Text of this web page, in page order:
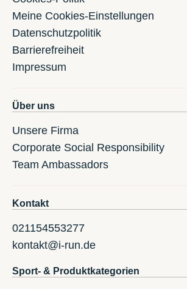
Meine Cookies-Einstellungen
Datenschutzpolitik
Barrierefreiheit
Impressum
Über uns
Unsere Firma
Corporate Social Responsibility
Team Ambassadors
Kontakt
021154553277
kontakt@i-run.de
Sport- & Produktkategorien